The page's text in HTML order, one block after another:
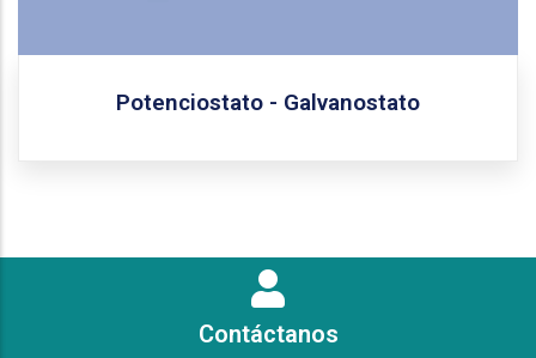
Potenciostato - Galvanostato
Contáctanos